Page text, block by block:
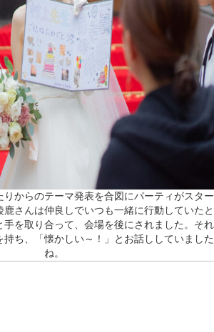
からのテーマ発表を合図にパーティがスター
鹿さんは仲良しでいつも一緒に行動していたと
手を取り合って、会場を後にされました。それ
持ち、「懐かしい～！」とお話ししていました
ね。